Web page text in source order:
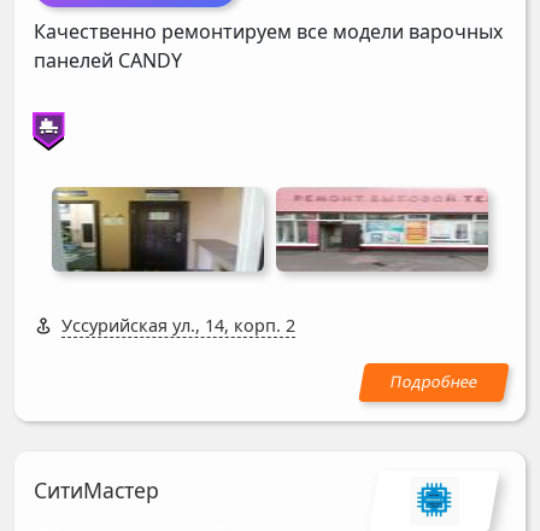
Качественно ремонтируем все модели варочных
панелей CANDY
Уссурийская ул., 14, корп. 2
СитиМастер